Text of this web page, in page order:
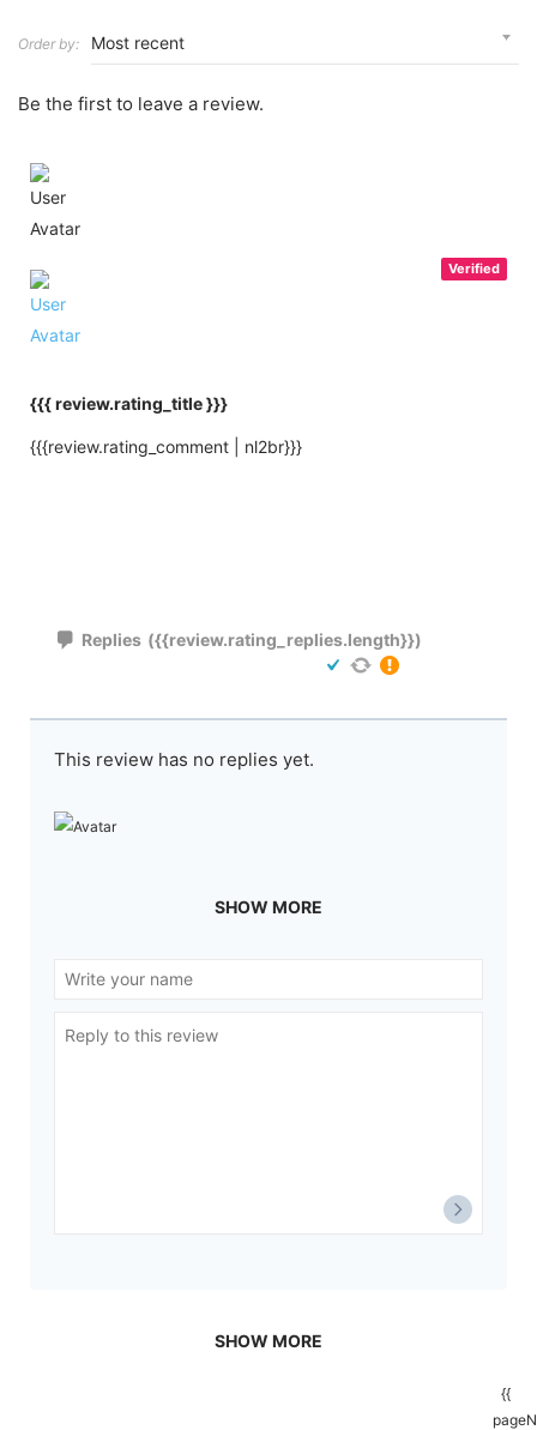
Order by:
Be the first to leave a review.
Verified
{{{ review.rating_title }}}
{{{review.rating_comment | nl2br}}}
Replies ({{review.rating_replies.length}})
This review has no replies yet.
SHOW MORE
SHOW MORE
{{